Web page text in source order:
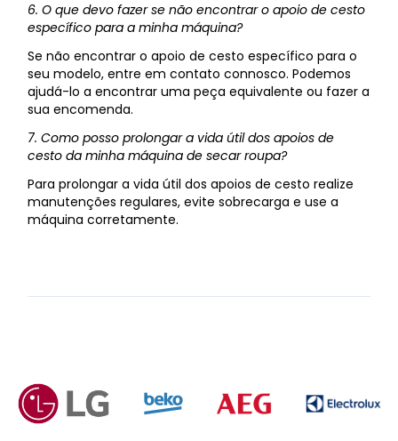
6. O que devo fazer se não encontrar o apoio de cesto
específico para a minha máquina?
Se não encontrar o apoio de cesto específico para o
seu modelo, entre em contato connosco. Podemos
ajudá-lo a encontrar uma peça equivalente ou fazer a
sua encomenda.
7. Como posso prolongar a vida útil dos apoios de
cesto da minha máquina de secar roupa?
Para prolongar a vida útil dos apoios de cesto realize
manutenções regulares, evite sobrecarga e use a
máquina corretamente.